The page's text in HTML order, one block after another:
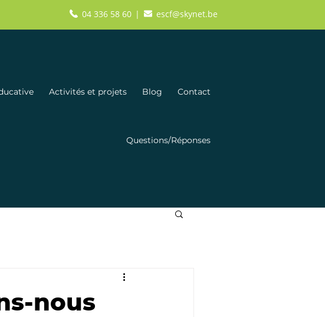
04 336 58 60 | escf@skynet.be
Activités et projets Blog Contact
Questions/Réponses
nous